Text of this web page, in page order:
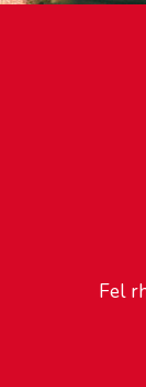
Fel